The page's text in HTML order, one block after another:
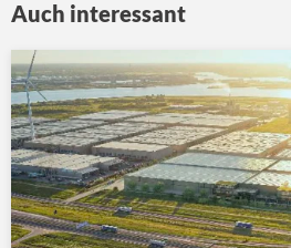
Auch interessant